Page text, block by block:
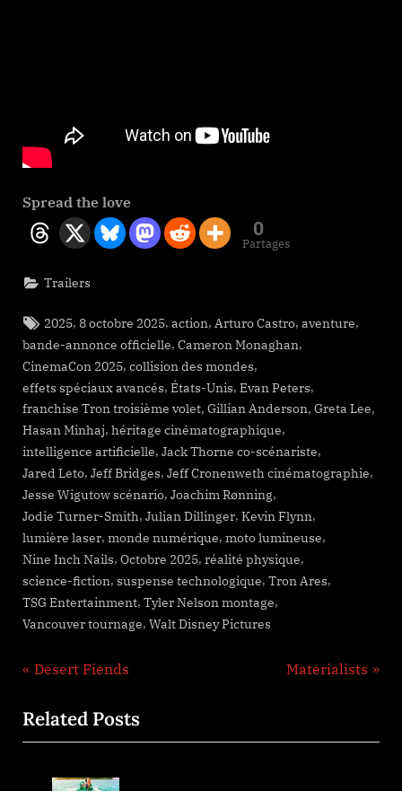
Spread the love
0
Partages
Trailers
Tags:
2025, 8 octobre 2025,action, Arturo Castro,aventure,
bande-annonce officielle, Cameron Monaghan,
CinemaCon 2025, collision des mondes,
effets spéciaux avancés, États-Unis, Evan Peters,
franchise Tron troisième volet, Gillian Anderson, Greta Lee,
Hasan Minhaj, héritage cinématographique,
intelligence artificielle, Jack Thorne co-scénariste,
Jared Leto, Jeff Bridges, Jeff Cronenweth cinématographie,
Jesse Wigutow scénario, Joachim Rønning,
Jodie Turner-Smith, Julian Dillinger, Kevin Flynn,
lumière laser, monde numérique, moto lumineuse,
Nine Inch Nails, Octobre 2025, réalité physique,
science-fiction, suspense technologique, Tron Ares,
TSG Entertainment, Tyler Nelson montage,
Vancouver tournage, Walt Disney Pictures
Navigation
de
l’article
P
e
v
Desert Fiends
N
t
Materialists
Related Posts